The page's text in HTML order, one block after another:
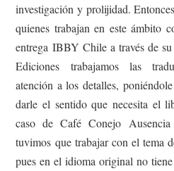
investigación y prolijidad.
quienes trabajan en este ámbito
entrega IBBY Chile a través de
Ediciones trabajamos las
atención a los detalles,
darle el sentido que necesita el
caso de Café Conejo
tuvimos que trabajar con el tema
pues en el idioma original no